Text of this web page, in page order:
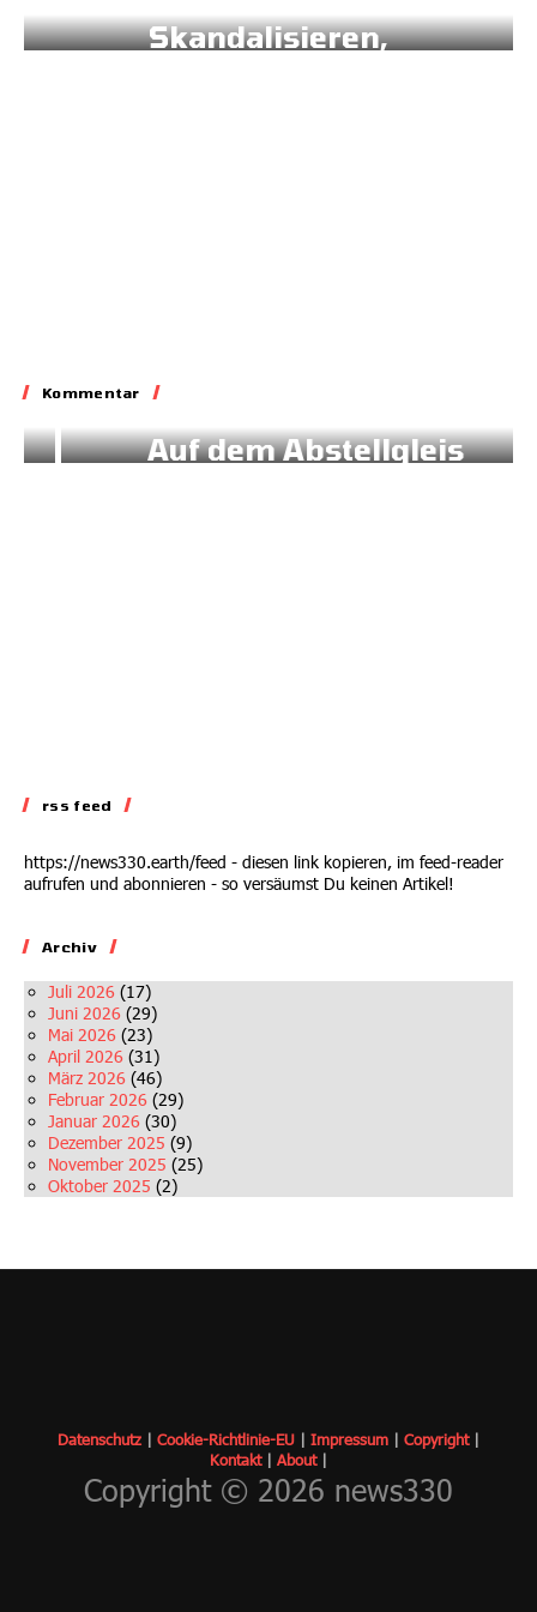
Skandalisieren,
Kommentar
Auf dem Abstellgleis
rss feed
https://news330.earth/feed - diesen link kopieren, im feed-reader
aufrufen und abonnieren - so versäumst Du keinen Artikel!
Archiv
Juli 2026 (17)
Juni 2026 (29)
Mai 2026 (23)
April 2026 (31)
März 2026 (46)
Februar 2026 (29)
Januar 2026 (30)
Dezember 2025 (9)
November 2025 (25)
Oktober 2025 (2)
Datenschutz | Cookie-Richtlinie-EU | Impressum | Copyright|
Kontakt| About|
Copyright © 2026 news330